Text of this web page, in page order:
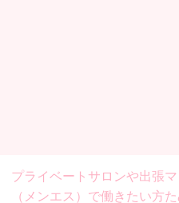
プライベートサロンや出張
（メンエス）で働きたい方